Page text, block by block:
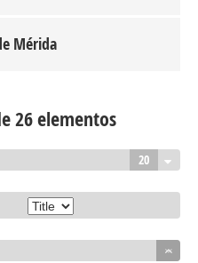
Mérida
26 elementos
20